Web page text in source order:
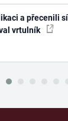
a přecenili
vrtulník